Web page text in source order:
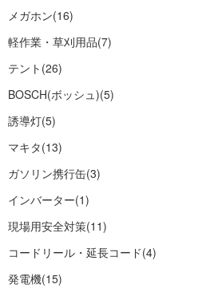
メガホン(16)
軽作業・草刈用品(7)
テント (26)
BOSCH(ボッシュ)(5)
誘導灯(5)
マキタ(13)
ガソリン携行缶(3)
インバーター(1)
現場用安全対策(11)
コードリール・延長コード(4)
発電機(15)